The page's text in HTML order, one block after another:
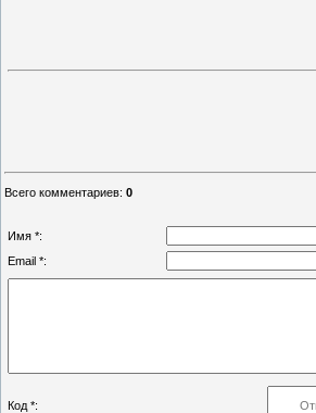
Всего комментариев: 0
Имя *:
Email *:
Код *: